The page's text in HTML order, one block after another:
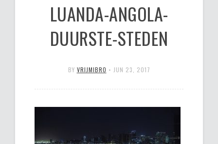
LUANDA-ANGOLA-
DUURSTE-STEDEN
BY VRIJMIBRO • JUN 23, 2017